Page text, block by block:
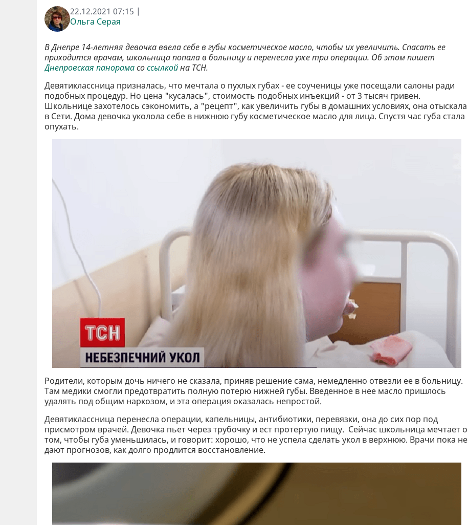
22.12.2021 07:15 |
Ольга Серая
В Днепре 14-летняя девочка ввела себе в губы косметическое масло, чтобы их увеличить. Спасать ее
приходится врачам, школьница попала в больницу и перенесла уже три операции. Об этом пишет
Днепровская панорамасоссылкойна ТСН.
Девятиклассница призналась, что мечтала о пухлых губах - ее соученицы уже посещали салоны ради
подобных процедур. Но цена "кусалась", стоимость подобных инъекций - от 3 тысяч гривен.
Школьнице захотелось сэкономить, а "рецепт", как увеличить губы в домашних условиях, она отыскала
в Сети. Дома девочка уколола себе в нижнюю губу косметическое масло для лица. Спустя час губа стала
опухать.
Родители, которым дочь ничего не сказала, приняв решение сама, немедленно отвезли ее в больницу.
Там медики смогли предотвратить полную потерю нижней губы. Введенное в нее масло пришлось
удалять под общим наркозом, и эта операция оказалась непростой.
Девятиклассница перенесла операции, капельницы, антибиотики, перевязки, она до сих пор под
присмотром врачей. Девочка пьет через трубочку и ест протертую пищу. Сейчас школьница мечтает о
том, чтобы губа уменьшилась, и говорит: хорошо, что не успела сделать укол в верхнюю. Врачи пока не
дают прогнозов, как долго продлится восстановление.